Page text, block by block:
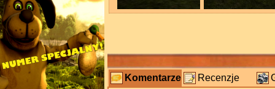
Komentarze Recenzje